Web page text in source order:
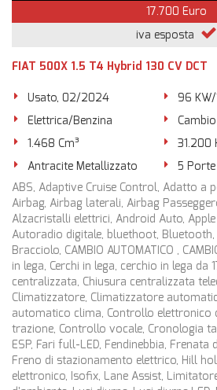
17.700 Euro
iva esposta
FIAT 500X 1.5 T4 Hybrid 130 CV DCT
Usato, 02/2024
96 KW/
Elettrica/Benzina
1.468 Cm³
31.200
Antracite Metallizzato
5 Porte
ABS, Adaptive Cruise Control, Adatto a
Airbag, Airbag laterali, Airbag
Alzacristalli elettrici, Android Auto,
Autoradio digitale, bluethoot,
Bracciolo, CAMBIO AUTOMATICO ,
in lega, Cerchi in lega, cerchio in lega da
centralizzata, Chiusura centralizzata
Climatizzatore, Climatizzatore
automatico clima, Controllo elettronico
trazione, Controllo vocale, Cronologia
ESP, Fari full-LED, Fendinebbia, Frenata
Freno di stazionamento elettrico, Hill
elettronico, Isofix, Lane Assist,